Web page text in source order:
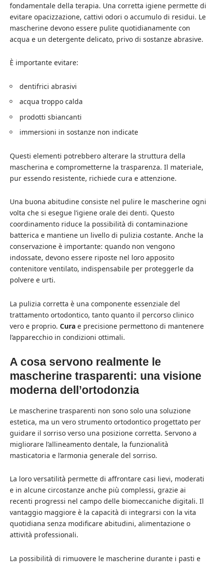
fondamentale della terapia. Una corretta igiene permette di
evitare opacizzazione, cattivi odori o accumulo di residui. Le
mascherine devono essere pulite quotidianamente con
acqua e un detergente delicato, privo di sostanze abrasive.
È importante evitare:
dentifrici abrasivi
acqua troppo calda
prodotti sbiancanti
immersioni in sostanze non indicate
Questi elementi potrebbero alterare la struttura della
mascherina e comprometterne la trasparenza. Il materiale,
pur essendo resistente, richiede cura e attenzione.
Una buona abitudine consiste nel pulire le mascherine ogni
volta che si esegue l’igiene orale dei denti. Questo
coordinamento riduce la possibilità di contaminazione
batterica e mantiene un livello di pulizia costante. Anche la
conservazione è importante: quando non vengono
indossate, devono essere riposte nel loro apposito
contenitore ventilato, indispensabile per proteggerle da
polvere e urti.
La pulizia corretta è una componente essenziale del
trattamento ortodontico, tanto quanto il percorso clinico
vero e proprio. Cura e precisione permettono di mantenere
l’apparecchio in condizioni ottimali.
A cosa servono realmente le
mascherine trasparenti: una visione
moderna dell’ortodonzia
Le mascherine trasparenti non sono solo una soluzione
estetica, ma un vero strumento ortodontico progettato per
guidare il sorriso verso una posizione corretta. Servono a
migliorare l’allineamento dentale, la funzionalità
masticatoria e l’armonia generale del sorriso.
La loro versatilità permette di affrontare casi lievi, moderati
e in alcune circostanze anche più complessi, grazie ai
recenti progressi nel campo delle biomeccaniche digitali. Il
vantaggio maggiore è la capacità di integrarsi con la vita
quotidiana senza modificare abitudini, alimentazione o
attività professionali.
La possibilità di rimuovere le mascherine durante i pasti e